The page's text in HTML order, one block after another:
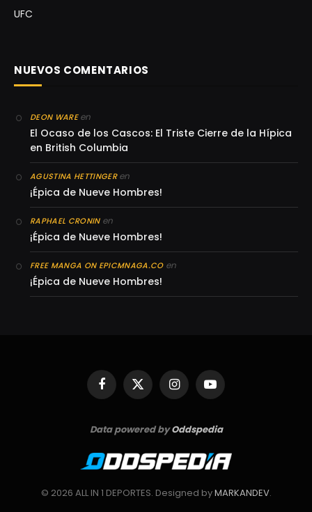
UFC
NUEVOS COMENTARIOS
DEON WAREen
El Ocaso de los Cascos: El Triste Cierre de la Hípica
en British Columbia
AGUSTINA HETTINGERen
¡Épica de Nueve Hombres!
RAPHAEL CRONINen
¡Épica de Nueve Hombres!
FREE MANGA ON EPICMNAGA.COen
¡Épica de Nueve Hombres!
Facebook
X
(Twitter)
InstagramYouTube
Data powered byOddspedia
© 2026 ALL IN 1 DEPORTES. Designed byMARKANDEV.